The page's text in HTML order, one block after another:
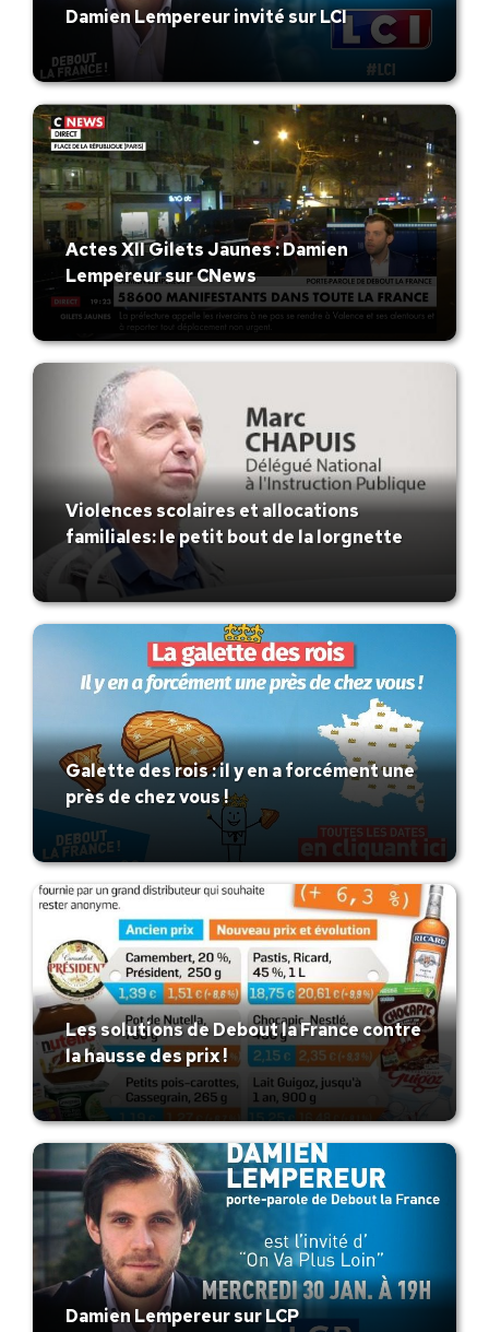
Damien Lempereur invité sur LCI
Actes XII Gilets Jaunes : Damien
Lempereur sur CNews
Violences scolaires et allocations
familiales: le petit bout de la lorgnette
Galette des rois : il y en a forcément une
près de chez vous !
Les solutions de Debout la France contre
la hausse des prix !
Damien Lempereur sur LCP